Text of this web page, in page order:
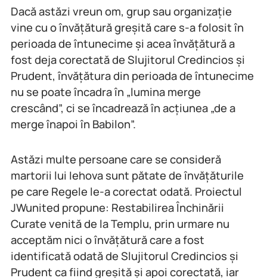
Dacă astăzi vreun om, grup sau organizație
vine cu o învățătură greșită care s-a folosit în
perioada de întunecime și acea învățătură a
fost deja corectată de Slujitorul Credincios și
Prudent, învățătura din perioada de întunecime
nu se poate încadra în „lumina merge
crescând”, ci se încadrează în acțiunea „de a
merge înapoi în Babilon”.
Astăzi multe persoane care se consideră
martorii lui Iehova sunt pătate de învățăturile
pe care Regele le-a corectat odată. Proiectul
JWunited propune: Restabilirea Închinării
Curate venită de la Templu, prin urmare nu
acceptăm nici o învățătură care a fost
identificată odată de Slujitorul Credincios și
Prudent ca fiind greșită și apoi corectată, iar